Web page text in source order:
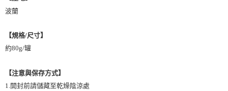
波蘭
【規格/尺寸】
約80g/罐
【注意與保存方式】
1.開封前請儲藏至乾燥陰涼處